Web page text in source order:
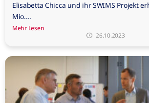
Elisabetta Chicca und ihr SWIMS Projekt
Mio....
Mehr Lesen
26.10.2023